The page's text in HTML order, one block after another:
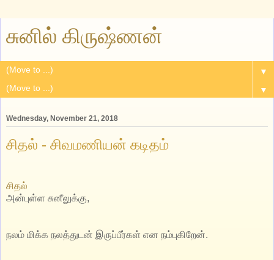
சுனில் கிருஷ்ணன்
▼
▼
Wednesday, November 21, 2018
சிதல் - சிவமணியன் கடிதம்
சிதல்
அன்புள்ள சுனீலுக்கு,
நலம் மிக்க நலத்துடன் இருப்பீர்கள் என நம்புகிறேன்.